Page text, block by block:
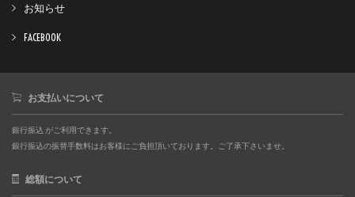
お知らせ
FACEBOOK
お支払いについて
銀行振込 がご利用できます。
銀行振込の振替手数料はお客様にご負担頂いております。ご了承下さいませ。
総額について